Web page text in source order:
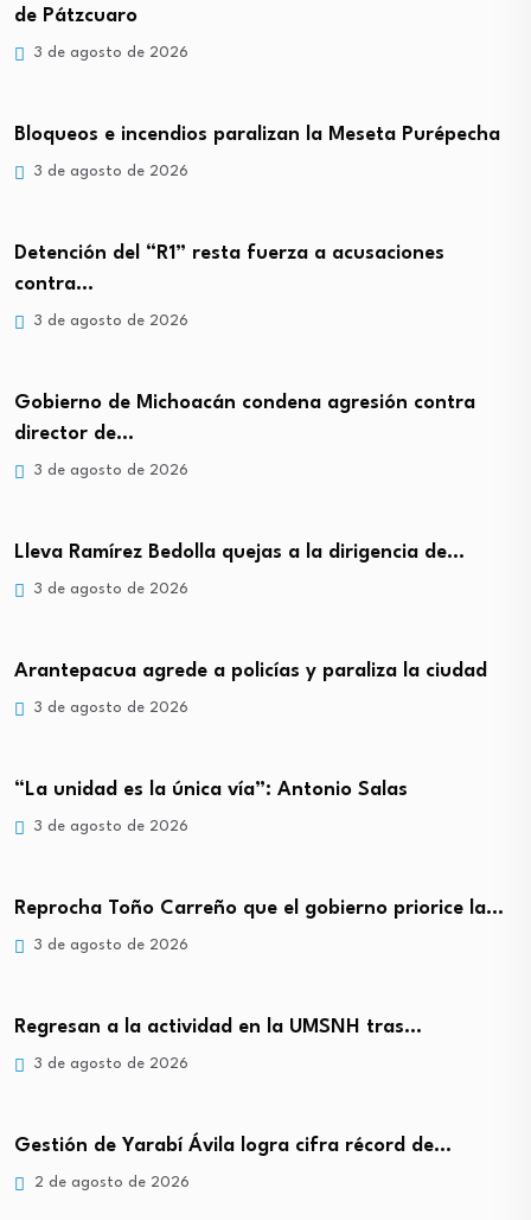
de Pátzcuaro
3 de agosto de 2026
Bloqueos e incendios paralizan la Meseta Purépecha
3 de agosto de 2026
Detención del “R1” resta fuerza a acusaciones
contra…
3 de agosto de 2026
Gobierno de Michoacán condena agresión contra
director de…
3 de agosto de 2026
Lleva Ramírez Bedolla quejas a la dirigencia de…
3 de agosto de 2026
Arantepacua agrede a policías y paraliza la ciudad
3 de agosto de 2026
“La unidad es la única vía”: Antonio Salas
3 de agosto de 2026
Reprocha Toño Carreño que el gobierno priorice la…
3 de agosto de 2026
Regresan a la actividad en la UMSNH tras…
3 de agosto de 2026
Gestión de Yarabí Ávila logra cifra récord de…
2 de agosto de 2026